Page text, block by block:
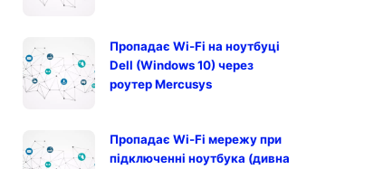
Пропадає Wi-Fi на ноутбуці
Dell (Windows 10) через
роутер Mercusys
Пропадає Wi-Fi мережу при
підключенні ноутбука (дивна